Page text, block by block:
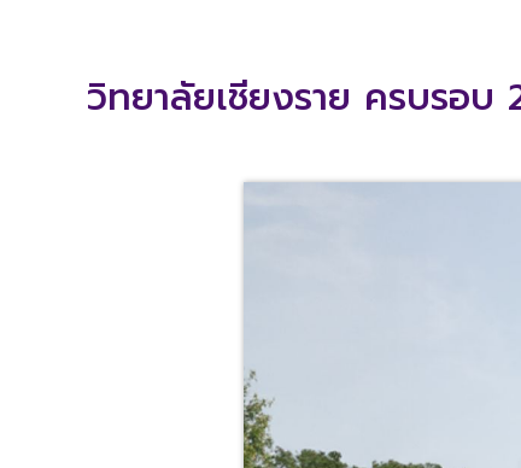
วิทยาลัยเชียงราย ครบรอบ